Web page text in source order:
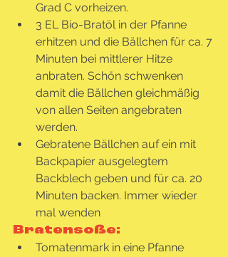
Grad C vorheizen.
3 EL Bio-Bratöl in der Pfanne
erhitzen und die Bällchen für ca. 7
Minuten bei mittlerer Hitze
anbraten. Schön schwenken
damit die Bällchen gleichmäßig
von allen Seiten angebraten
werden.
Gebratene Bällchen auf ein mit
Backpapier ausgelegtem
Backblech geben und für ca. 20
Minuten backen. Immer wieder
mal wenden
Bratensoße:
Tomatenmark in eine Pfanne